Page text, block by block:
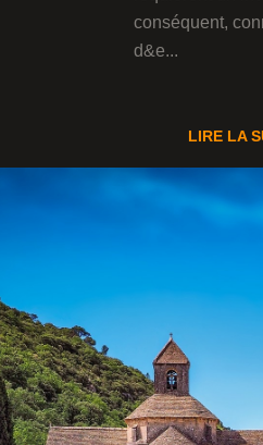
conséquent,
d&e...
LIRE LA